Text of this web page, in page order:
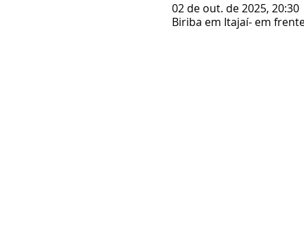
02 de out. de 2025, 20:30
Biriba em Itajaí- em